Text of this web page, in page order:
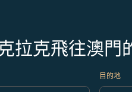
拉克飛往澳門
目的地